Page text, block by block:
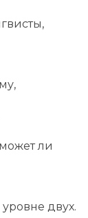
ли
двух.